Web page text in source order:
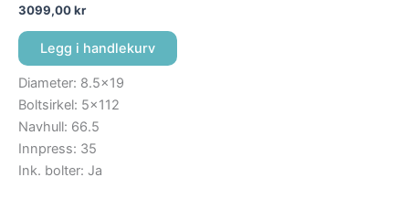
3099,00kr
Legg i handlekurv
Diameter: 8.5×19
Boltsirkel: 5×112
Navhull: 66.5
Innpress: 35
Ink. bolter: Ja